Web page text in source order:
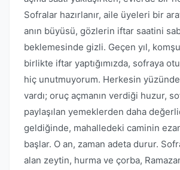
Sofralar hazırlanır, aile üyeleri bir
anın büyüsü, gözlerin iftar saatini
beklemesinde gizli. Geçen yıl,
birlikte iftar yaptığımızda, sofraya
hiç unutmuyorum. Herkesin
vardı; oruç açmanın verdiği huzur,
paylaşılan yemeklerden daha
geldiğinde, mahalledeki caminin
başlar. O an, zaman adeta durur.
alan zeytin, hurma ve çorba,